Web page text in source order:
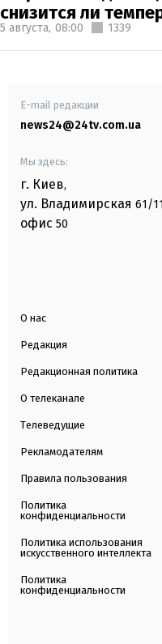
снизится ли
5 августа, 08:00 1339
E-mail редакции
news24@24tv.com.ua
Мы здесь:
г. Киев,
ул. Владимирская 61/
офис 50
О нас
Редакция
Редакционная политика
О телеканале
Телеведущие
Рекламодателям
Правила пользования
Политика
конфиденциальности
Политика использования
искусственного интеллекта
Политика
конфиденциальности